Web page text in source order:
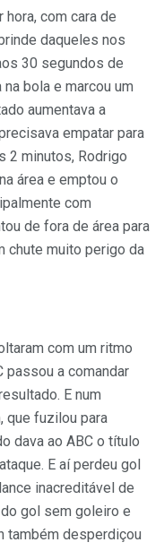
com cara de
daqueles nos
30 segundos de
bola e marcou um
aumentava a
empatar para
2 minutos, Rodrigo
área e emptou o
com
de fora de área para
chute muito perigo da
com um ritmo
passou a comandar
E num
que fuzilou para
dava ao ABC o título
E aí perdeu gol
inacreditável de
gol sem goleiro e
também desperdiçou